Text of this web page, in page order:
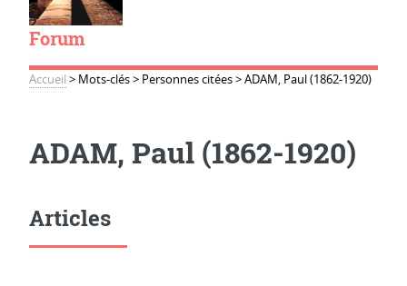
Forum
Accueil > Mots-clés> Personnes citées>ADAM, Paul (1862-1920)
ADAM, Paul (1862-1920)
Articles